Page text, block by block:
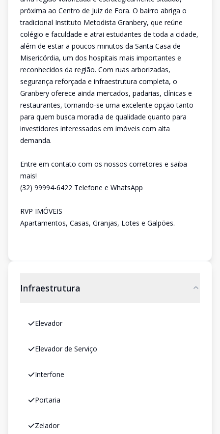
próxima ao Centro de Juiz de Fora. O bairro abriga o
tradicional Instituto Metodista Granbery, que reúne
colégio e faculdade e atrai estudantes de toda a cidade,
além de estar a poucos minutos da Santa Casa de
Misericórdia, um dos hospitais mais importantes e
reconhecidos da região. Com ruas arborizadas,
segurança reforçada e infraestrutura completa, o
Granbery oferece ainda mercados, padarias, clínicas e
restaurantes, tornando-se uma excelente opção tanto
para quem busca moradia de qualidade quanto para
investidores interessados em imóveis com alta
demanda.
Entre em contato com os nossos corretores e saiba
mais!
(32) 99994-6422 Telefone e WhatsApp
RVP IMÓVEIS
Apartamentos, Casas, Granjas, Lotes e Galpões.
Infraestrutura
Elevador
Elevador de Serviço
Interfone
Portaria
Zelador